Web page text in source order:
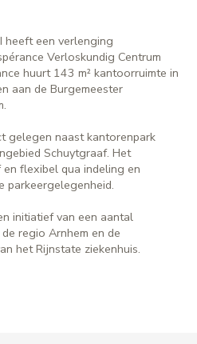
heeft een verlenging
Verloskundig Centrum
huurt 143 m² kantoorruimte in
aan de Burgemeester
gelegen naast kantorenpark
Schuytgraaf. Het
flexibel qua indeling en
parkeergelegenheid.
initiatief van een aantal
regio Arnhem en de
het Rijnstate ziekenhuis.